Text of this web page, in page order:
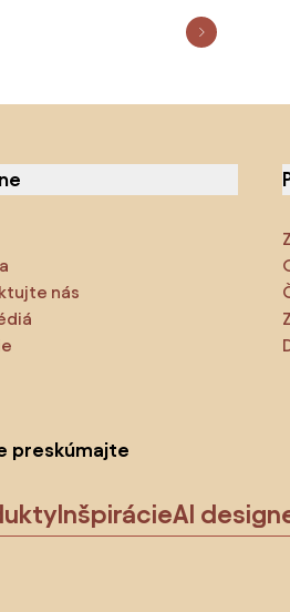
nás
preskúmajte
InšpirácieAI